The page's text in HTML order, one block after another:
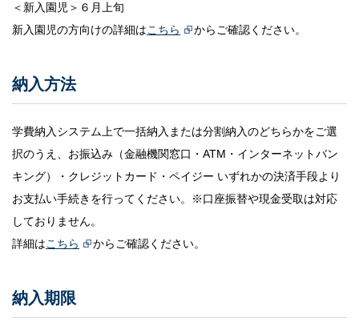
成城学園広報サイト「sful-full」
個人情報保護
情報セキュリティ方針
＜新入園児＞６月上旬
新入園児の方向けの詳細はこちら からご確認ください。
納入方法
学費納入システム上で一括納入または分割納入のどちらかをご選
択のうえ、お振込み（金融機関窓口・ATM・インターネットバン
キング）・クレジットカード・ペイジー いずれかの決済手段より
お支払い手続きを行ってください。※口座振替や現金受取は対応
しておりません。
詳細はこちら からご確認ください。
納入期限